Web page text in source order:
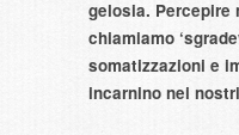
gelosia. Percepire
chiamiamo
somatizzazioni e
incarnino nei